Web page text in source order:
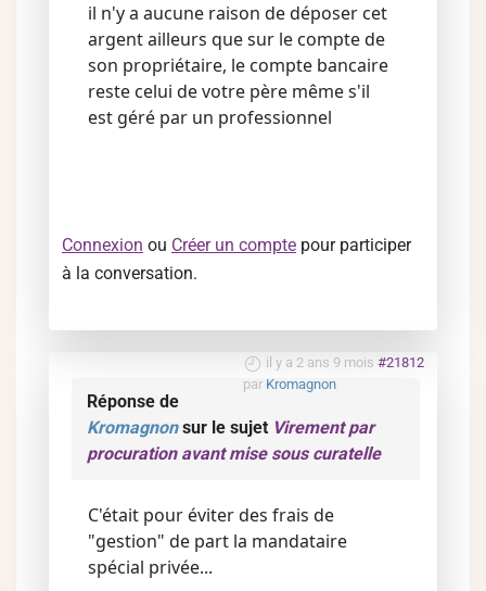
il n'y a aucune raison de déposer cet
argent ailleurs que sur le compte de
son propriétaire, le compte bancaire
reste celui de votre père même s'il
est géré par un professionnel
Connexion ou Créer un compte pour participer
à la conversation.
il y a 2 ans 9 mois #21812
par Kromagnon
Réponse de
Kromagnonsur le sujet Virement par
procuration avant mise sous curatelle
C'était pour éviter des frais de
"gestion" de part la mandataire
spécial privée...